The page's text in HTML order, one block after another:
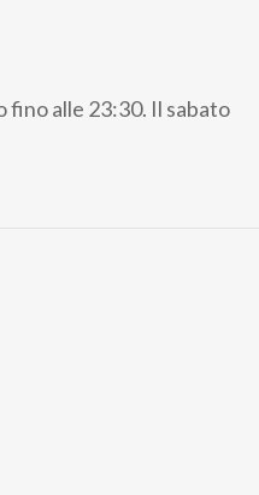
fino alle 23:30. Il sabato